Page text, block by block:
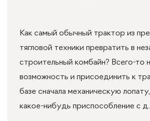
Как самый обычный трактор из
тягловой техники превратить в
строительный комбайн? Всего-то
возможность и присоединить к
базе сначала механическую
какое-нибудь приспособление с